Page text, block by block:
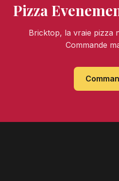
Pizza
Bricktop, la vraie pizza
Commande